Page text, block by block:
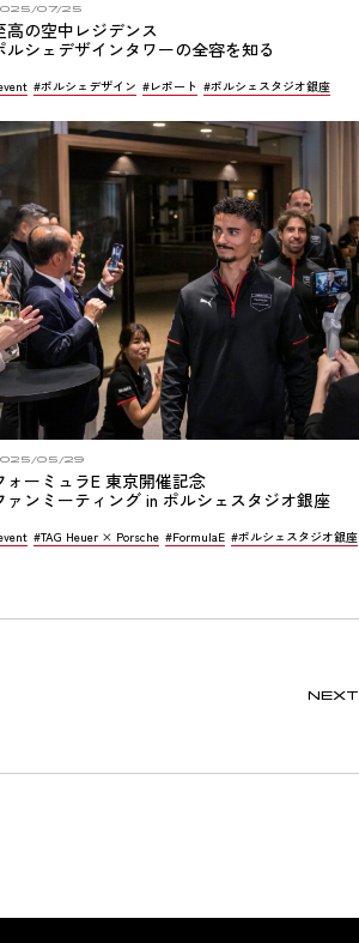
07/25
高の空中レジデンス
ルシェデザインタワーの全容を知る
#ポルシェデザイン #レポート #ポルシェスタジオ銀座
05/29
ォーミュラE 東京開催記念
ァンミーティング in ポルシェスタジオ銀座
#TAG Heuer × Porsche #FormulaE #ポルシェスタジオ銀座
NEXT